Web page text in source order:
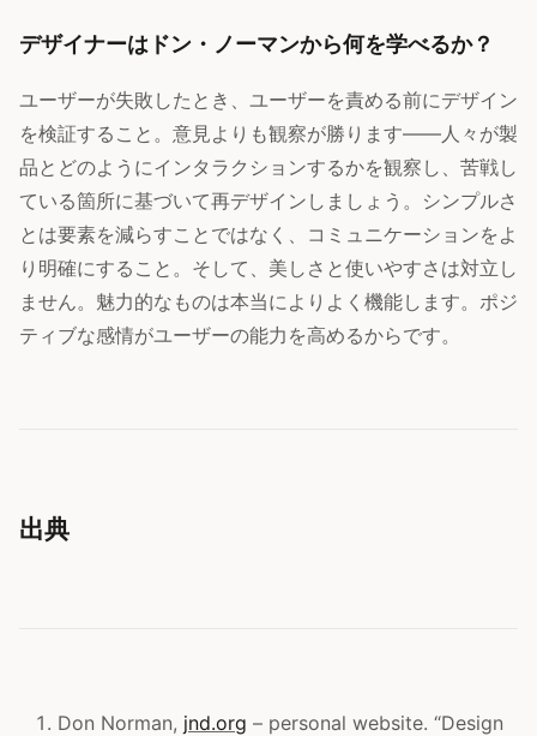
デザイナーはドン・ノーマンから何を学べるか？
ユーザーが失敗したとき、ユーザーを責める前にデザイン
を検証すること。意見よりも観察が勝ります——人々が製
品とどのようにインタラクションするかを観察し、苦戦し
ている箇所に基づいて再デザインしましょう。シンプルさ
とは要素を減らすことではなく、コミュニケーションをよ
り明確にすること。そして、美しさと使いやすさは対立し
ません。魅力的なものは本当によりよく機能します。ポジ
ティブな感情がユーザーの能力を高めるからです。
出典
Don Norman, jnd.org – personal website. “Design